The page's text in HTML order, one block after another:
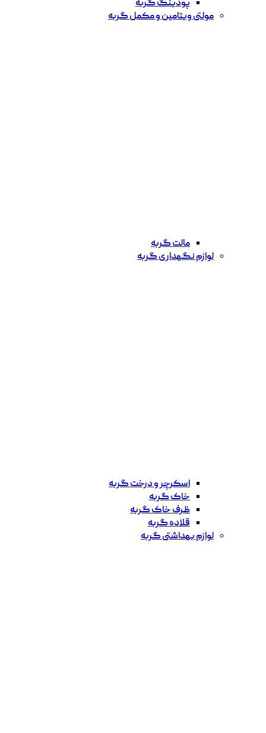
پودینگ گربه
مولتی ویتامین و مکمل گربه
مالت گربه
لوازم نگهداری گربه
اسکرچر و درخت گربه
خاک گربه
ظرف خاک گربه
قلاده گربه
لوازم بهداشتی گربه